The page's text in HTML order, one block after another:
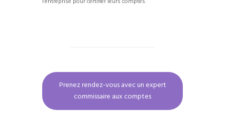
Prenez rendez-vous avec un expert
commissaire aux comptes